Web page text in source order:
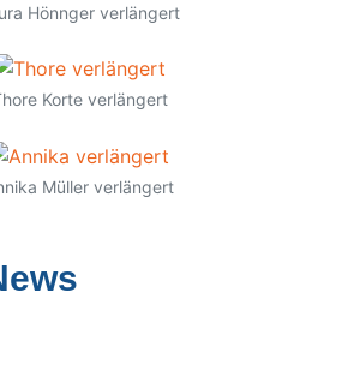
Hönnger verlängert
Korte verlängert
Müller verlängert